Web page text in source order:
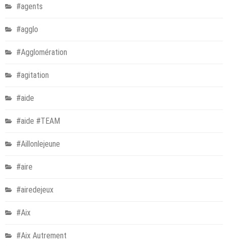
#agents
#agglo
#Agglomération
#agitation
#aide
#aide #TEAM
#Aillonlejeune
#aire
#airedejeux
#Aix
#Aix Autrement